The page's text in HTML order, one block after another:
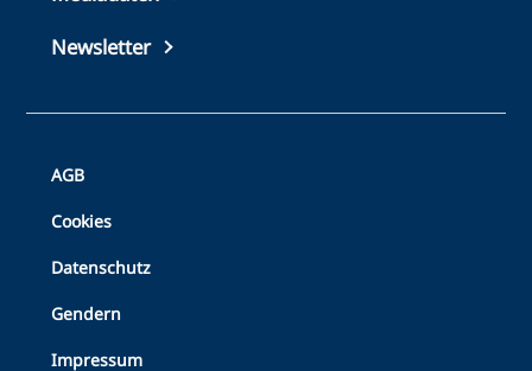
Newsletter
Bottom
Footer
AGB
Cookies
Datenschutz
Gendern
Impressum